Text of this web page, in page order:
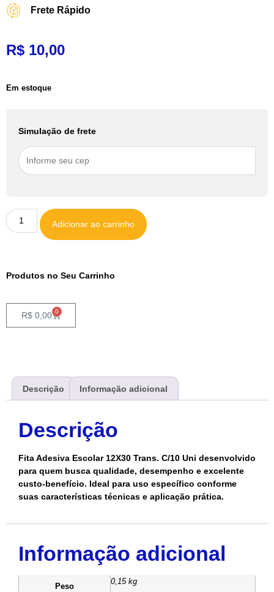
Frete Rápido
R$ 10,00
Em estoque
Simulação de frete
Adicionar ao carrinho
Produtos no Seu Carrinho
R$ 0,00 0
Descrição Informação adicional
Descrição
Fita Adesiva Escolar 12X30 Trans. C/10 Uni desenvolvido
para quem busca qualidade, desempenho e excelente
custo-benefício. Ideal para uso específico conforme
suas características técnicas e aplicação prática.
Informação adicional
Peso
0,15 kg